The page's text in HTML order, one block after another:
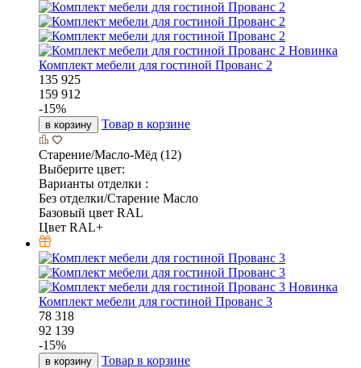
Новинка
Комплект мебели для гостиной Прованс 2
135 925
159 912
-15%
в корзину Товар в корзине
Старение/Масло-Мёд (12)
Выберите цвет:
Варианты отделки :
Без отделки/Старение Масло
Базовый цвет RAL
Цвет RAL+
Новинка
Комплект мебели для гостиной Прованс 3
78 318
92 139
-15%
в корзину Товар в корзине